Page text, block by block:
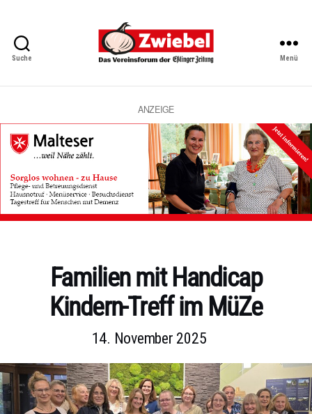
Suche
Vereinsforum
Eßlinger
Zeitung
Menü
ANZEIGE
KategorienFamilien mit Handicap
Kindern-Treff im MüZe
14. November 2025